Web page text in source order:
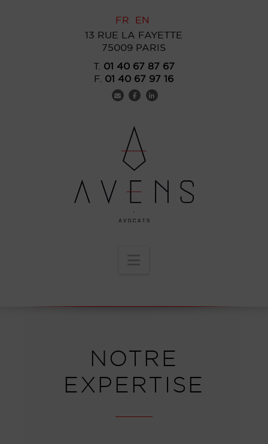
FR
EN
13 RUE LA FAYETTE
75009 PARIS
T. 01 40 67 87 67
F. 01 40 67 97 16
NOTRE
EXPERTISE